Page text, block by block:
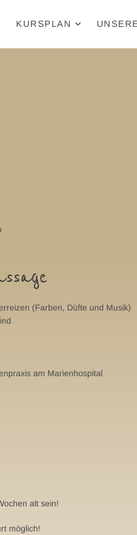
KURSPLAN
(Farben, Düfte und Musik)
am Marienhospital
alt sein!
möglich!